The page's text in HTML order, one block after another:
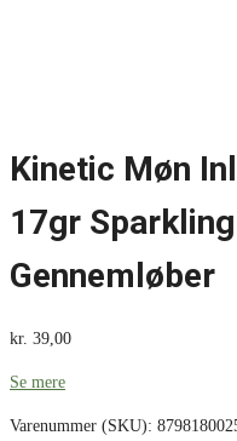
Kinetic Møn
17gr
Gennemløber
kr. 39,00
Se mere
Varenummer (SKU):